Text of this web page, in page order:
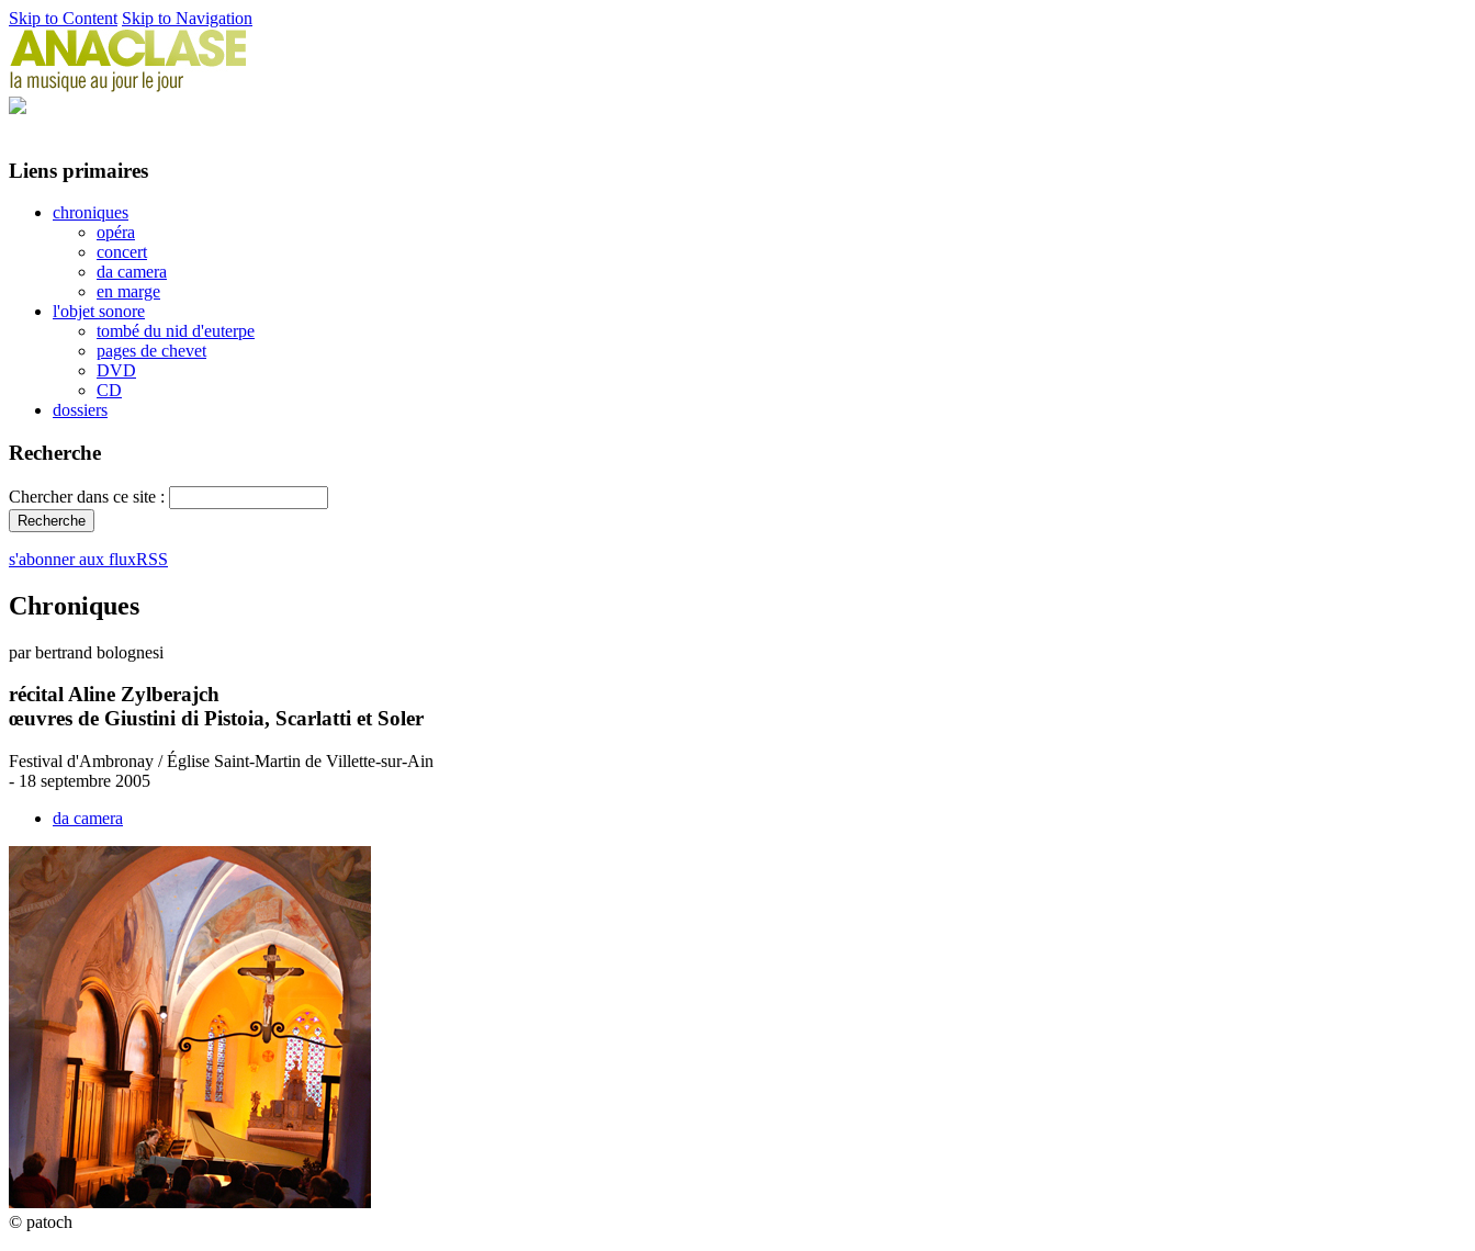
Skip to Content Skip to Navigation
Liens primaires
chroniques
opéra
concert
da camera
en marge
l'objet sonore
tombé du nid d'euterpe
pages de chevet
DVD
CD
dossiers
Recherche
Chercher dans ce site :
s'abonner aux fluxRSS
Chroniques
par bertrand bolognesi
récital Aline Zylberajch
œuvres de Giustini di Pistoia, Scarlatti et Soler
Festival d'Ambronay / Église Saint-Martin de Villette-sur-Ain
- 18 septembre 2005
da camera
© patoch